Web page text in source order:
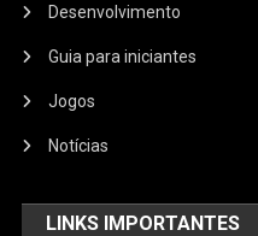
Desenvolvimento
Guia para iniciantes
Jogos
Notícias
LINKS IMPORTANTES